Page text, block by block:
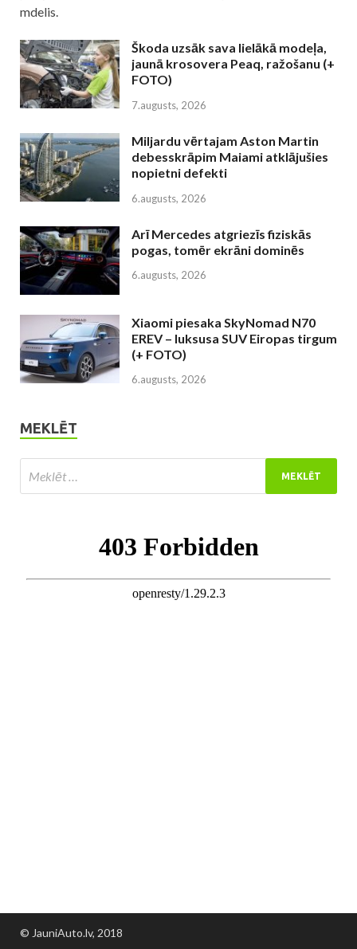
mdelis.
Škoda uzsāk sava lielākā modeļa,
jaunā krosovera Peaq, ražošanu (+
FOTO)
7.augusts, 2026
Miljardu vērtajam Aston Martin
debesskrāpim Maiami atklājušies
nopietni defekti
6.augusts, 2026
Arī Mercedes atgriezīs fiziskās
pogas, tomēr ekrāni dominēs
6.augusts, 2026
Xiaomi piesaka SkyNomad N70
EREV – luksusa SUV Eiropas tirgum
(+ FOTO)
6.augusts, 2026
MEKLĒT
© JauniAuto.lv, 2018